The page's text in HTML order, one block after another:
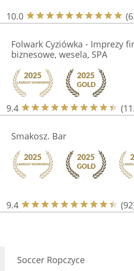
10.0
Folwark Cyziówka - Imprezy
biznesowe, wesela, SPA
9.4
Smakosz. Bar
9.4
Soccer Ropczyce